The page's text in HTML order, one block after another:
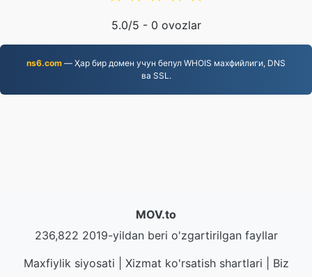
5.0/5 - 0 ovozlar
ns6.com — Ҳар бир домен учун бепул WHOIS махфийлиги, DNS
ва SSL.
MOV.to
236,822 2019-yildan beri o'zgartirilgan fayllar
Maxfiylik siyosati
Xizmat ko'rsatish shartlari
Biz